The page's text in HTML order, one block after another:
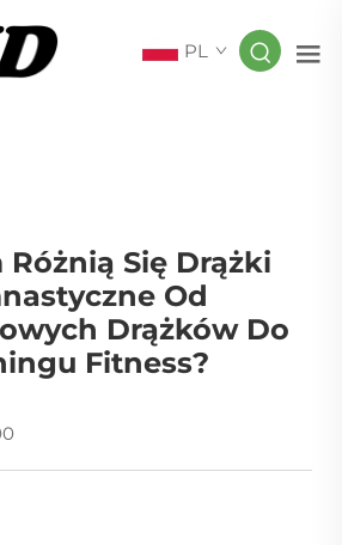
PL
Różnią Się Drążki
Od
Drążków Do
Fitness?